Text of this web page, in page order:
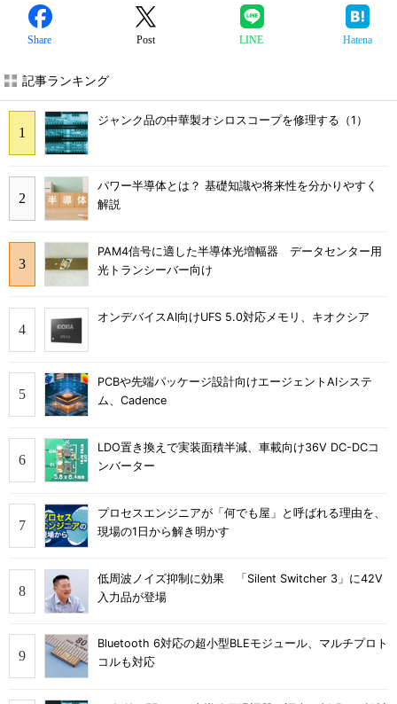
Share Post LINE Hatena
記事ランキング
ジャンク品の中華製オシロスコープを修理する（1）
パワー半導体とは？ 基礎知識や将来性を分かりやすく
解説
PAM4信号に適した半導体光増幅器 データセンター用
光トランシーバー向け
オンデバイスAI向けUFS 5.0対応メモリ、キオクシア
PCBや先端パッケージ設計向けエージェントAIシステ
ム、Cadence
LDO置き換えで実装面積半減、車載向け36V DC-DCコ
ンバーター
プロセスエンジニアが「何でも屋」と呼ばれる理由を、
現場の1日から解き明かす
低周波ノイズ抑制に効果 「Silent Switcher 3」に42V
入力品が登場
Bluetooth 6対応の超小型BLEモジュール、マルチプロト
コルも対応